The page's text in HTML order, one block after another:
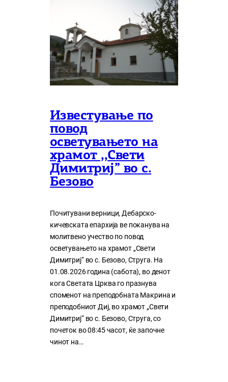
Известување по
повод
осветувањето на
храмот ,,Свети
Димитриј” во с.
Безово
Почитувани верници, Дебарско-
кичевската епархија ве поканува на
молитвено учество по повод
осветувањето на храмот „Свети
Димитриј“ во с. Безово, Струга. На
01.08.2026 година (сабота), во денот
кога Светата Црква го празнува
споменот на преподобната Макрина и
преподобниот Диј, во храмот „Свети
Димитриј“ во с. Безово, Струга, со
почеток во 08:45 часот, ќе започне
чинот на…